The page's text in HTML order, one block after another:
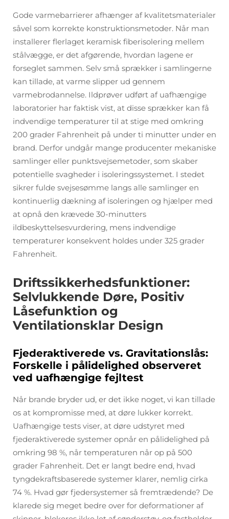
Gode varmebarrierer afhænger af kvalitetsmaterialer
såvel som korrekte konstruktionsmetoder. Når man
installerer flerlaget keramisk fiberisolering mellem
stålvægge, er det afgørende, hvordan lagene er
forseglet sammen. Selv små sprækker i samlingerne
kan tillade, at varme slipper ud gennem
varmebrodannelse. Ildprøver udført af uafhængige
laboratorier har faktisk vist, at disse sprækker kan få
indvendige temperaturer til at stige med omkring
200 grader Fahrenheit på under ti minutter under en
brand. Derfor undgår mange producenter mekaniske
samlinger eller punktsvejsemetoder, som skaber
potentielle svagheder i isoleringssystemet. I stedet
sikrer fulde svejsesømme langs alle samlinger en
kontinuerlig dækning af isoleringen og hjælper med
at opnå den krævede 30-minutters
ildbeskyttelsesvurdering, mens indvendige
temperaturer konsekvent holdes under 325 grader
Fahrenheit.
Driftssikkerhedsfunktioner:
Selvlukkende Døre, Positiv
Låsefunktion og
Ventilationsklar Design
Fjederaktiverede vs. Gravitationslås:
Forskelle i pålidelighed observeret
ved uafhængige fejltest
Når brande bryder ud, er det ikke noget, vi kan tillade
os at kompromisse med, at døre lukker korrekt.
Uafhængige tests viser, at døre udstyret med
fjederaktiverede systemer opnår en pålidelighed på
omkring 98 %, når temperaturen når op på 500
grader Fahrenheit. Det er langt bedre end, hvad
tyngdekraftsbaserede systemer klarer, nemlig cirka
74 %. Hvad gør fjedersystemer så fremtrædende? De
klarede sig meget bedre over for deformationer af